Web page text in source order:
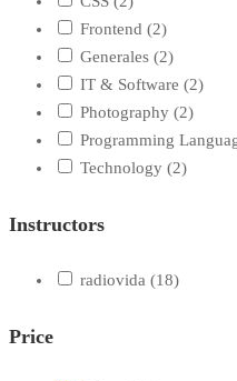
Frontend (2)
Generales (2)
IT & Software (2)
Photography (2)
Programming
Technology (2)
Instructors
radiovida (18)
Price